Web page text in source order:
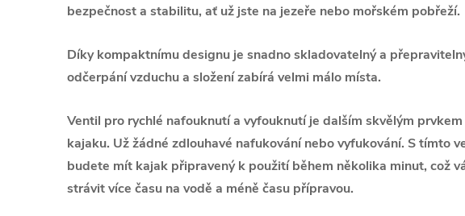
bezpečnost a stabilitu, ať už jste na jezeře nebo mořském pobřeží.
Díky kompaktnímu designu je snadno skladovatelný a
odčerpání vzduchu a složení zabírá velmi málo místa.
Ventil pro rychlé nafouknutí a vyfouknutí je dalším skvělým
kajaku. Už žádné zdlouhavé nafukování nebo vyfukování. S tímto
budete mít kajak připravený k použití během několika minut, což
strávit více času na vodě a méně času přípravou.